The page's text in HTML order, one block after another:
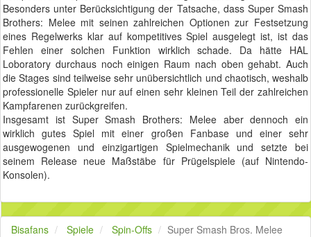
Besonders unter Berücksichtigung der Tatsache, dass Super Smash
Brothers: Melee mit seinen zahlreichen Optionen zur Festsetzung
eines Regelwerks klar auf kompetitives Spiel ausgelegt ist, ist das
Fehlen einer solchen Funktion wirklich schade. Da hätte HAL
Loboratory durchaus noch einigen Raum nach oben gehabt. Auch
die Stages sind teilweise sehr unübersichtlich und chaotisch, weshalb
professionelle Spieler nur auf einen sehr kleinen Teil der zahlreichen
Kampfarenen zurückgreifen.
Insgesamt ist Super Smash Brothers: Melee aber dennoch ein
wirklich gutes Spiel mit einer großen Fanbase und einer sehr
ausgewogenen und einzigartigen Spielmechanik und setzte bei
seinem Release neue Maßstäbe für Prügelspiele (auf Nintendo-
Konsolen).
Bisafans Spiele Spin-Offs Super Smash Bros. Melee